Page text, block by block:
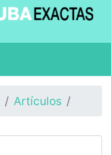
Artículos